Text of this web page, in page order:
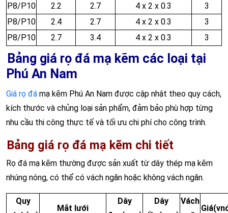
P8/P10
2.2 2.7 4 x 2 x 0.3
3
P8/P10
2.4 2.7 4 x 2 x 0.3
3
P8/P10
2.7 3.4 4 x 2 x 0.3 3
Bảng giá rọ đá mạ kẽm các loại tại
Phú An Nam
Giá rọ đá mạ kẽm Phú An Nam được cập nhật theo quy cách,
kích thước và chủng loại sản phẩm, đảm bảo phù hợp từng
nhu cầu thi công thực tế và tối ưu chi phí cho công trình.
Bảng giá rọ đá mạ kẽm chi tiết
Rọ đá mạ kẽm thường được sản xuất từ dây thép mạ kẽm
nhúng nóng, có thể có vách ngăn hoặc không vách ngăn.
Quy
Mắt lưới
Dây
Dây
Vách
Giá